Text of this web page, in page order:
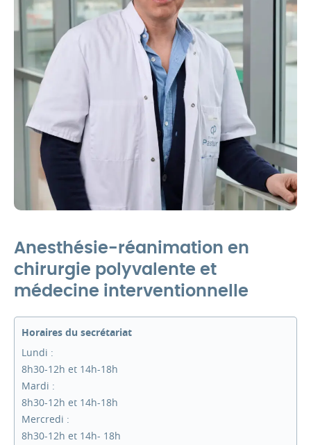
Anesthésie-réanimation en
chirurgie polyvalente et
médecine interventionnelle
Horaires du secrétariat
Lundi :
8h30-12h et 14h-18h
Mardi :
8h30-12h et 14h-18h
Mercredi :
8h30-12h et 14h- 18h